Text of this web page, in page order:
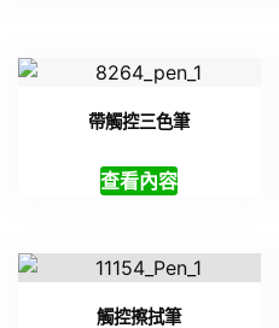
帶觸控三色筆
查看內容
觸控擦拭筆